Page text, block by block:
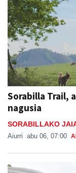
Sorabilla Trail,
nagusia
SORABILLAKO
Aiurri abu 06, 07:00